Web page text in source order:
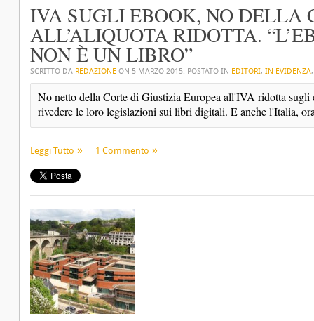
IVA SUGLI EBOOK, NO DELLA
ALL’ALIQUOTA RIDOTTA.
NON È UN LIBRO”
SCRITTO DA REDAZIONE ON 5 MARZO 2015. POSTATO IN EDITORI, IN EVIDENZA
No netto della Corte di Giustizia Europea all'IVA ridotta
rivedere le loro legislazioni sui libri digitali. E anche l'Italia,
Leggi Tutto 1 Commento